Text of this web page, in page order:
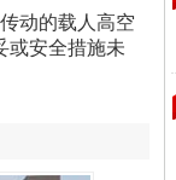
动的载人高空
或安全措施未